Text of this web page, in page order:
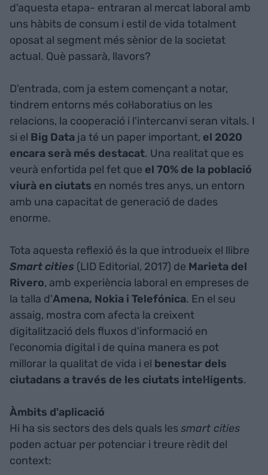
d'aquesta etapa- entraran al mercat laboral amb
uns hàbits de consum i estil de vida totalment
oposat al segment més sènior de la societat
actual. Què passarà, llavors?
D'entrada, com ja estem començant a notar,
tindrem entorns més col·laboratius on les
relacions, la cooperació i l'intercanvi seran vitals. I
si el Big Data ja té un paper important, el 2020
encara serà més destacat. Una realitat que es
veurà enfortida pel fet que el 70% de la població
viurà en ciutats en només tres anys, un entorn
amb una capacitat de generació de dades
enorme.
Tota aquesta reflexió és la que introdueix el llibre
Smart cities (LID Editorial, 2017) de Marieta del
Rivero, amb experiència laboral en empreses de
la talla d'Amena, Nokia i Telefónica. En el seu
assaig, mostra com afecta la creixent
digitalització dels fluxos d'informació en
l'economia digital i de quina manera es pot
millorar la qualitat de vida i el benestar dels
ciutadans a través de les ciutats intel·ligents.
Àmbits d'aplicació
Hi ha sis sectors des dels quals lessmart cities
poden actuar per potenciar i treure rèdit del
context: